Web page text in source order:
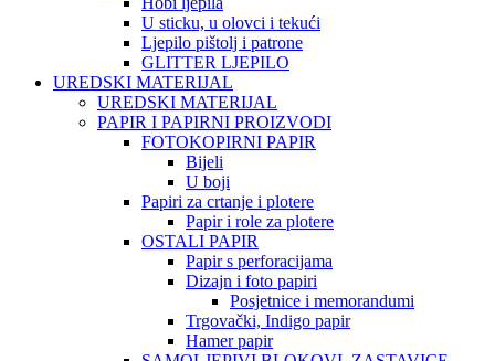
U sticku, u olovci i tekući
Ljepilo pištolj i patrone
GLITTER LJEPILO
UREDSKI MATERIJAL
UREDSKI MATERIJAL
PAPIR I PAPIRNI PROIZVODI
FOTOKOPIRNI PAPIR
Bijeli
U boji
Papiri za crtanje i plotere
Papir i role za plotere
OSTALI PAPIR
Papir s perforacijama
Dizajn i foto papiri
Posjetnice i memorandumi
Trgovački, Indigo papir
Hamer papir